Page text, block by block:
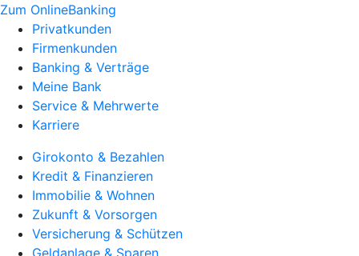
Zum OnlineBanking
Privatkunden
Firmenkunden
Banking & Verträge
Meine Bank
Service & Mehrwerte
Karriere
Girokonto & Bezahlen
Kredit & Finanzieren
Immobilie & Wohnen
Zukunft & Vorsorgen
Versicherung & Schützen
Geldanlage & Sparen